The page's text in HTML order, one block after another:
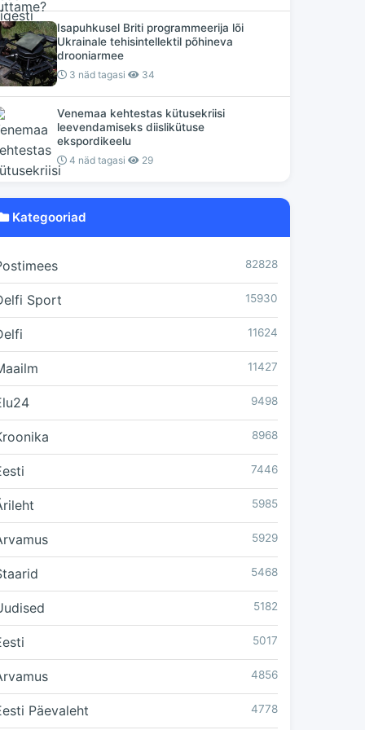
Isapuhkusel Briti programmeerija lõi
Ukrainale tehisintellektil põhineva
drooniarmee
3 näd tagasi 34
Venemaa kehtestas kütusekriisi
leevendamiseks diislikütuse
ekspordikeelu
4 näd tagasi 29
Kategooriad
82828
Sport 15930
11624
11427
9498
8968
7446
5985
5929
5468
5182
5017
4856
Päevaleht 4778